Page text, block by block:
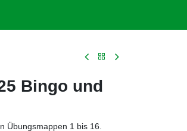
Bingo und
Übungsmappen 1 bis 16.